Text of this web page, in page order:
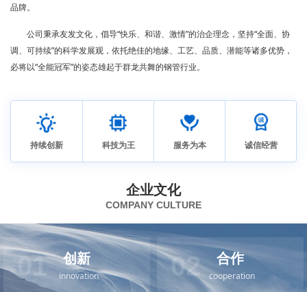
品牌。
公司秉承友发文化，倡导“快乐、和谐、激情”的治企理念，坚持“全面、协
调、可持续”的科学发展观，依托绝佳的地缘、工艺、品质、潜能等诸多优势，
必将以“全能冠军”的姿态雄起于群龙共舞的钢管行业。
持续创新 科技为王 服务为本 诚信经营
企业文化
COMPANY CULTURE
01 创新
innovation 02 合作
cooperation